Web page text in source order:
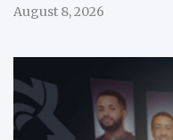
August 8, 2026